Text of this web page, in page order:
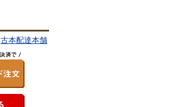
古本配達本舗